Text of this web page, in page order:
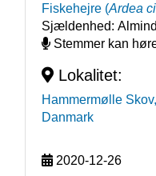
Fiskehejre (Ardea
Sjældenhed:
Stemmer kan
Lokalitet:
Hammermølle
Danmark
2020-12-26